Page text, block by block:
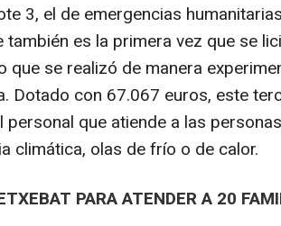
3, el de emergencias
también es la primera vez que se
que se realizó de manera
Dotado con 67.067 euros, este
personal que atiende a las
climática, olas de frío o de calor.
PARA ATENDER A 20